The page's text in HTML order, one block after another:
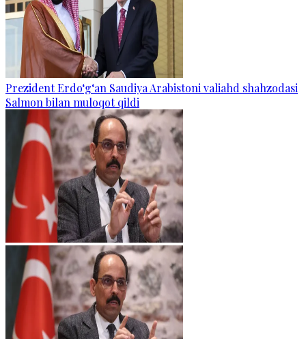
Prezident Erdo‘g‘an Saudiya Arabistoni valiahd shahzodasi
Salmon bilan muloqot qildi